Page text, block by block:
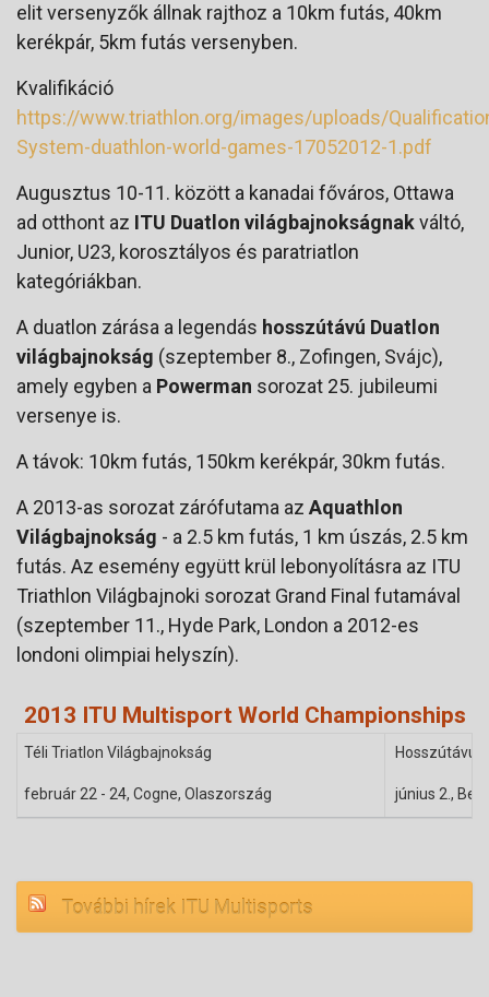
elit versenyzők állnak rajthoz a 10km futás, 40km
kerékpár, 5km futás versenyben.
Kvalifikáció
https://www.triathlon.org/images/uploads/
System-duathlon-world-games-17052012-1.pdf
Augusztus 10-11. között a kanadai főváros, Ottawa
ad otthont az ITU Duatlon világbajnokságnakváltó,
Junior, U23, korosztályos és paratriatlon
kategóriákban.
A duatlon zárása a legendás hosszútávú Duatlon
világbajnokság (szeptember 8., Zofingen, Svájc),
amely egyben a Powerman sorozat 25. jubileumi
versenye is.
A távok: 10km futás, 150km kerékpár, 30km futás.
A 2013-as sorozat zárófutama az Aquathlon
Világbajnokság - a 2.5 km futás, 1 km úszás, 2.5 km
futás. Az esemény együtt krül lebonyolításra az ITU
Triathlon Világbajnoki sorozat Grand Final futamával
(szeptember 11., Hyde Park, London a 2012-es
londoni olimpiai helyszín).
2013 ITU Multisport World Championships
Téli Triatlon Világbajnokság
február 22 - 24, Cogne, Olaszország
Hosszútávú
június 2.,
További hírek ITU Multisports